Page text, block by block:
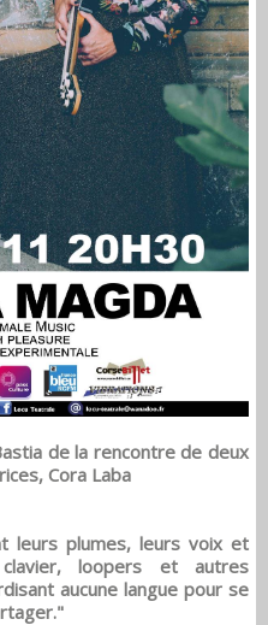
Cora Laba
leurs plumes, leurs voix et
loopers et autres
aucune langue pour se